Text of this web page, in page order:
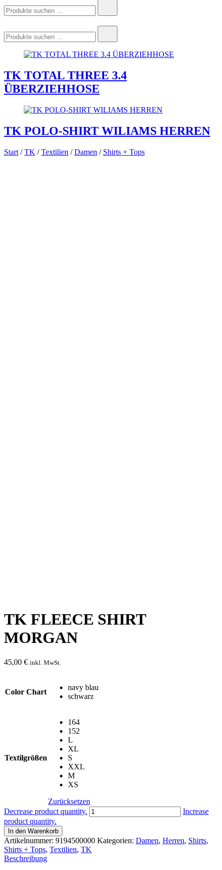
nach:
nach:
TK TOTAL THREE 3.4
ÜBERZIEHHOSE
TK POLO-SHIRT WILIAMS HERREN
Start /TK /Textilien /Damen / Shirts + Tops
TK FLEECE SHIRT
MORGAN
45,00 € inkl. MwSt.
Color Chart
navy blau
schwarz
Textilgrößen
164
152
L
XL
S
XXL
M
XS
Zurücksetzen
Decrease product quantity. TK
FLEECE
MORGAN
Menge
Increase
product quantity.
In den Warenkorb
Artikelnummer: 9194500000 Kategorien: Damen, Herren, Shirts,
Shirts + Tops, Textilien, TK
Beschreibung